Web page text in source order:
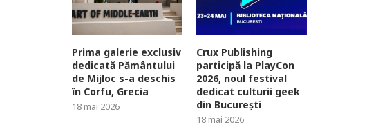
Prima galerie exclusiv
dedicată Pământului
de Mijloc s-a deschis
în Corfu, Grecia
18 mai 2026
Crux Publishing
participă la PlayCon
2026, noul festival
dedicat culturii geek
din București
18 mai 2026